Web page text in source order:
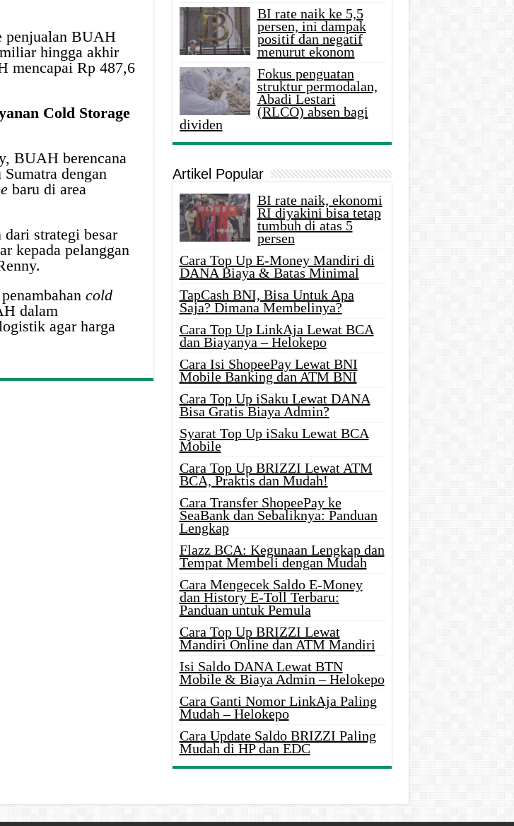
penjualan BUAH
hingga akhir
mencapai Rp 487,6
Cold Storage
BUAH berencana
dengan
baru di area
dari strategi besar
kepada pelanggan
cold
dalam
agar harga
BI rate naik ke 5,5
persen, ini dampak
positif dan negatif
menurut ekonom
Fokus penguatan
struktur permodalan,
Abadi Lestari
(RLCO) absen bagi
dividen
Artikel Popular
BI rate naik, ekonomi
RI diyakini bisa tetap
tumbuh di atas 5
persen
Cara Top Up E-Money Mandiri di
DANA Biaya & Batas Minimal
TapCash BNI, Bisa Untuk Apa
Saja? Dimana Membelinya?
Cara Top Up LinkAja Lewat BCA
dan Biayanya – Helokepo
Cara Isi ShopeePay Lewat BNI
Mobile Banking dan ATM BNI
Cara Top Up iSaku Lewat DANA
Bisa Gratis Biaya Admin?
Syarat Top Up iSaku Lewat BCA
Mobile
Cara Top Up BRIZZI Lewat ATM
BCA, Praktis dan Mudah!
Cara Transfer ShopeePay ke
SeaBank dan Sebaliknya: Panduan
Lengkap
Flazz BCA: Kegunaan Lengkap dan
Tempat Membeli dengan Mudah
Cara Mengecek Saldo E-Money
dan History E-Toll Terbaru:
Panduan untuk Pemula
Cara Top Up BRIZZI Lewat
Mandiri Online dan ATM Mandiri
Isi Saldo DANA Lewat BTN
Mobile & Biaya Admin – Helokepo
Cara Ganti Nomor LinkAja Paling
Mudah – Helokepo
Cara Update Saldo BRIZZI Paling
Mudah di HP dan EDC